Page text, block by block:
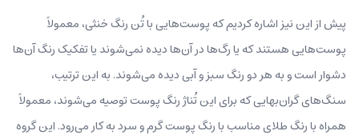
پیش از این نیز اشاره کردیم که پوست‌هایی با تُن رنگ خنثی، معمولاً
پوست‌هایی هستند که یا رگ‌ها در آن‌ها دیده نمی‌شوند یا تفکیک رنگ آن‌ها
دشوار است و به هر دو رنگ سبز و آبی دیده می‌شوند. به این ترتیب،
سنگ‌های گران‌بهایی که برای این تُناژ رنگ پوست توصیه می‌شوند، معمولاً
همراه با رنگ طلای مناسب با رنگ پوست گرم و سرد به‌ کار می‌رود. این گروه